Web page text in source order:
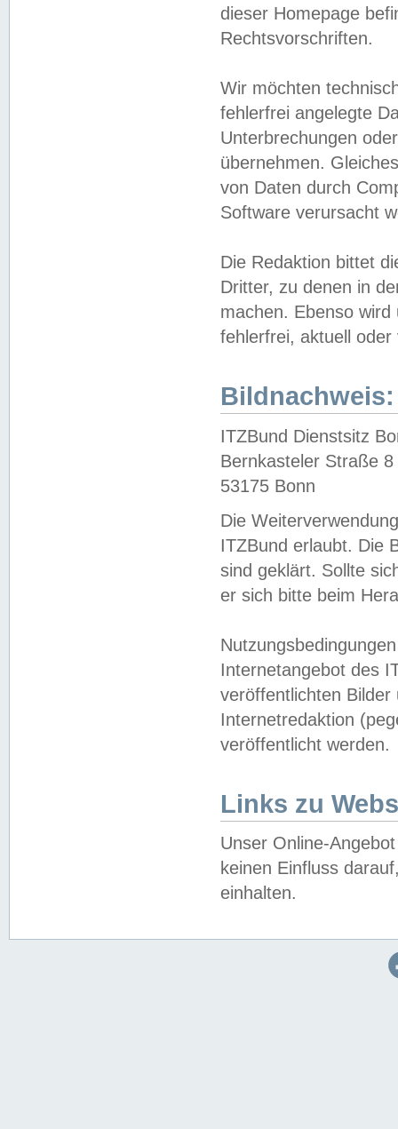
dieser Homepage
Rechtsvorschriften.
Wir möchten
fehlerfrei angelegte
Unterbrechungen
übernehmen.
von Daten durch
Software verursacht
Die Redaktion bittet
Dritter, zu denen in
machen. Ebenso
fehlerfrei, aktuell oder
Bildnachweis:
ITZBund Dienstsitz
Bernkasteler Straße 8
53175 Bonn
Die
ITZBund erlaubt. Die
sind geklärt. Sollte
er sich bitte beim
Internetangebot des
veröffentlichten
Internetredaktion
veröffentlicht werden.
Links zu
Unser Online-
keinen Einfluss
einhalten.